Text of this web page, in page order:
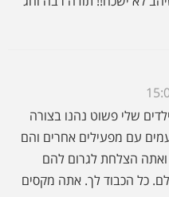
הצלחת לגרום להם
כל הכבוד לך. אתה מקסים
אנחנו לא מפסיקים לקבל
ותהל ואני יודעת שזה לא